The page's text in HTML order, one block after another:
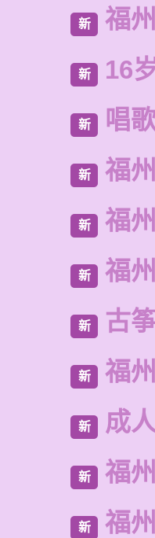
新 福
新 16
新 唱
新 福
新 福
新 福
新 古
新 福
新 成
新 福
新 福